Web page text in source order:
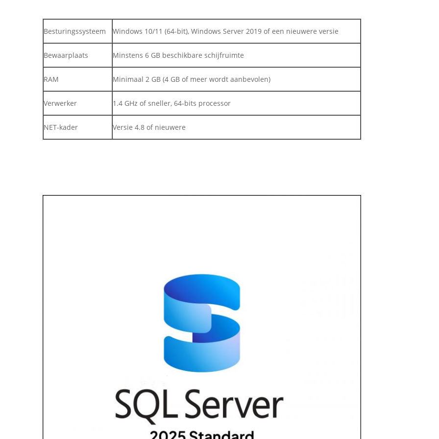
Besturingssysteem Windows 10/11 (64-bit), Windows Server 2019 of een nieuwere versie
Bewaarplaats Minstens 6 GB beschikbare schijfruimte
RAM Minimaal 2 GB (4 GB of meer wordt aanbevolen)
Verwerker 1.4 GHz of sneller, 64-bits processor
NET-kader Versie 4.8 of nieuwere